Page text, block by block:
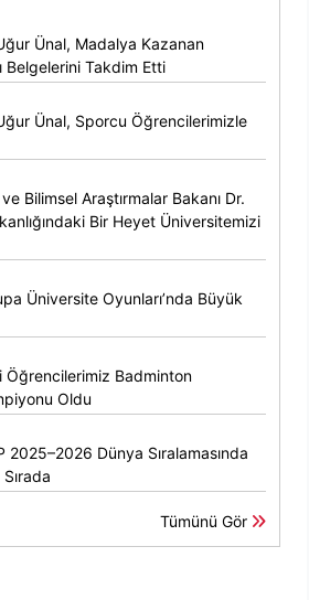
Ünal, Madalya Kazanan
Belgelerini Takdim Etti
Ünal, Sporcu Öğrencilerimizle
Bilimsel Araştırmalar Bakanı Dr.
Bir Heyet Üniversitemizi
Üniversite Oyunları’nda Büyük
Öğrencilerimiz Badminton
Oldu
2025–2026 Dünya Sıralamasında
Tümünü Gör